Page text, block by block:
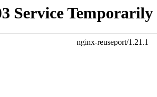
Service
nginx-reuseport/1.21.1